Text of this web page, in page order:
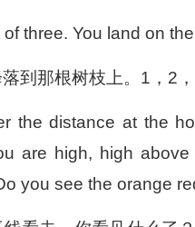
three. You land on
到那根树枝上。1，2
the distance at the
are high, high
you see the orange